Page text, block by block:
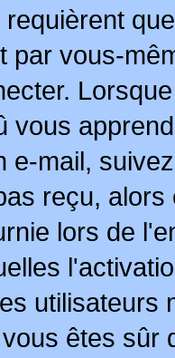
par vous-
vous
e-mail,
reçu,
lors de
utilisateurs
êtes sûr